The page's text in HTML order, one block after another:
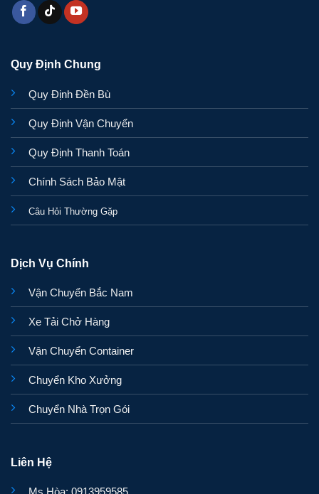
Quy Định Chung
Quy Định Đền Bù
Quy Định Vận Chuyển
Quy Định Thanh Toán
Chính Sách Bảo Mật
Câu Hỏi Thường Gặp
Dịch Vụ Chính
Vận Chuyển Bắc Nam
Xe Tải Chở Hàng
Vận Chuyển Container
Chuyển Kho Xưởng
Chuyển Nhà Trọn Gói
Liên Hệ